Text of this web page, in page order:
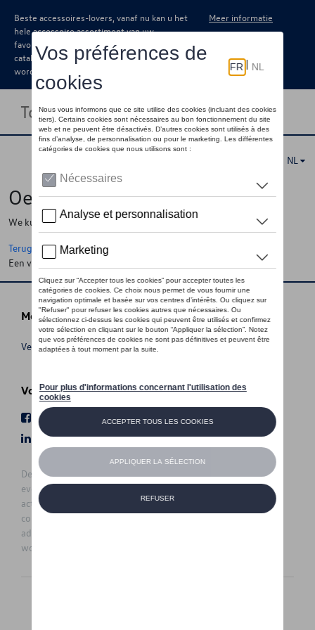
Beste accessoires-lovers, vanaf nu kan u het
hele accessoire assortiment van uw
favoriete merk terugvinden in de online
catalogus. Deze kunnen steeds besteld
worden via uw dealer.
Meer informatie
Toggle navigation
NL
Oeps !
We kunnen de pagina, de informatie die u zoekt niet vinden
Terug naar de startpagina
Een vraag ?
Meer info
Verkoopsvoorwaarden
Volg Ons
Facebook
Youtube
LinkedIn
Instagram
De prijzen op deze site zijn adviesprijzen (incl. btw), exclusief
eventuele installatiekosten. Voor meer informatie over de
actuele verkoopprijs en de eventuele installatiekosten kunt u
contact opnemen met uw concessiehouder / agent. De
adviesprijzen kunnen zonder voorafgaande kennisgeving
worden gewijzigd.